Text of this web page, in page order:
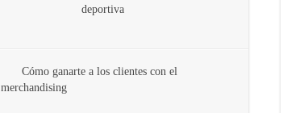
deportiva
Cómo ganarte a los clientes con el
merchandising